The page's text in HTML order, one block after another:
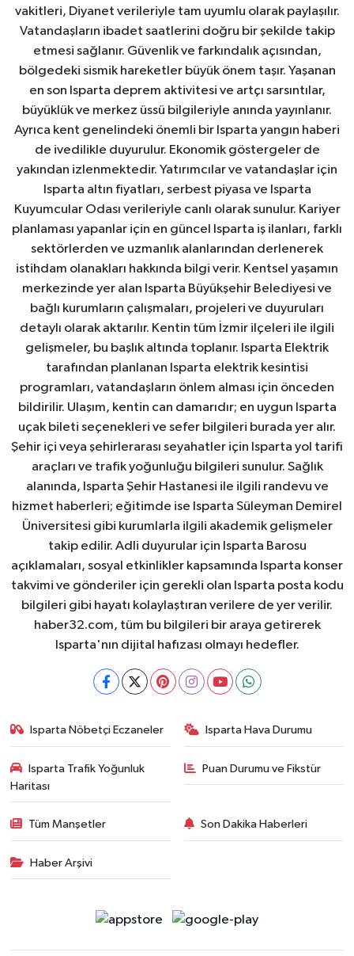
vakitleri, Diyanet verileriyle tam uyumlu olarak paylaşılır.
Vatandaşların ibadet saatlerini doğru bir şekilde takip
etmesi sağlanır. Güvenlik ve farkındalık açısından,
bölgedeki sismik hareketler büyük önem taşır. Yaşanan
en son Isparta deprem aktivitesi ve artçı sarsıntılar,
büyüklük ve merkez üssü bilgileriyle anında yayınlanır.
Ayrıca kent genelindeki önemli bir Isparta yangın haberi
de ivedilikle duyurulur. Ekonomik göstergeler de
yakından izlenmektedir. Yatırımcılar ve vatandaşlar için
Isparta altın fiyatları, serbest piyasa ve Isparta
Kuyumcular Odası verileriyle canlı olarak sunulur. Kariyer
planlaması yapanlar için en güncel Isparta iş ilanları, farklı
sektörlerden ve uzmanlık alanlarından derlenerek
istihdam olanakları hakkında bilgi verir. Kentsel yaşamın
merkezinde yer alan Isparta Büyükşehir Belediyesi ve
bağlı kurumların çalışmaları, projeleri ve duyuruları
detaylı olarak aktarılır. Kentin tüm İzmir ilçeleri ile ilgili
gelişmeler, bu başlık altında toplanır. Isparta Elektrik
tarafından planlanan Isparta elektrik kesintisi
programları, vatandaşların önlem alması için önceden
bildirilir. Ulaşım, kentin can damarıdır; en uygun Isparta
uçak bileti seçenekleri ve sefer bilgileri burada yer alır.
Şehir içi veya şehirlerarası seyahatler için Isparta yol tarifi
araçları ve trafik yoğunluğu bilgileri sunulur. Sağlık
alanında, Isparta Şehir Hastanesi ile ilgili randevu ve
hizmet haberleri; eğitimde ise Isparta Süleyman Demirel
Üniversitesi gibi kurumlarla ilgili akademik gelişmeler
takip edilir. Adli duyurular için Isparta Barosu
açıklamaları, sosyal etkinlikler kapsamında Isparta konser
takvimi ve gönderiler için gerekli olan Isparta posta kodu
bilgileri gibi hayatı kolaylaştıran verilere de yer verilir.
haber32.com, tüm bu bilgileri bir araya getirerek
Isparta'nın dijital hafızası olmayı hedefler.
Isparta Nöbetçi Eczaneler Isparta Hava Durumu
Isparta Trafik Yoğunluk
Haritası
Puan Durumu ve Fikstür
Tüm Manşetler Son Dakika Haberleri
Haber Arşivi